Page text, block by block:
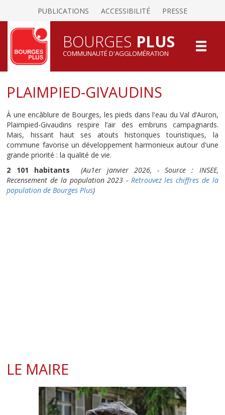
PUBLICATIONS ACCESSIBILITÉ PRESSE
BOURGES PLUS
COMMUNAUTÉ D'AGGLOMÉRATION
PLAIMPIED-GIVAUDINS
À une encâblure de Bourges, les pieds dans l'eau du Val d’Auron,
Plaimpied-Givaudins respire l’air des embruns campagnards.
Mais, hissant haut ses atouts historiques touristiques, la
commune favorise un développement harmonieux autour d'une
grande priorité : la qualité de vie.
2 101 habitants
(Au1er janvier 2026, - Source : INSEE,
Recensement de la population 2023 - Retrouvez les chiffres de la
population de Bourges Plus)
LE MAIRE